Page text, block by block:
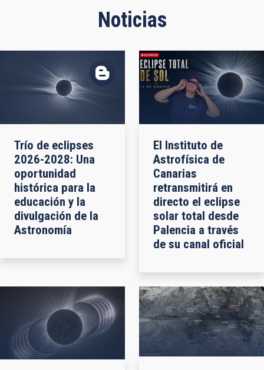
Noticias
Trío de eclipses
2026-2028: Una
oportunidad
histórica para la
educación y la
divulgación de la
Astronomía
El Instituto de
Astrofísica de
Canarias
retransmitirá en
directo el eclipse
solar total desde
Palencia a través
de su canal oficial